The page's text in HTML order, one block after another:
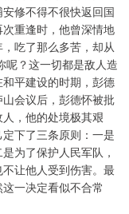
修不得不很快返回国
重逢时，他曾深情地
吃了那么多苦，却从
呢？这一切都是敌人造
平建设的时期，彭德
会议后，彭德怀被批
，他的处境极其艰
下了三条原则：一是
为了保护人民军队，
让他人受到伤害。最
一决定看似不合常